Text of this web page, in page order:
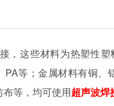
，这些材料为热塑性
等；金属材料有铜
等，均可使用超声波焊